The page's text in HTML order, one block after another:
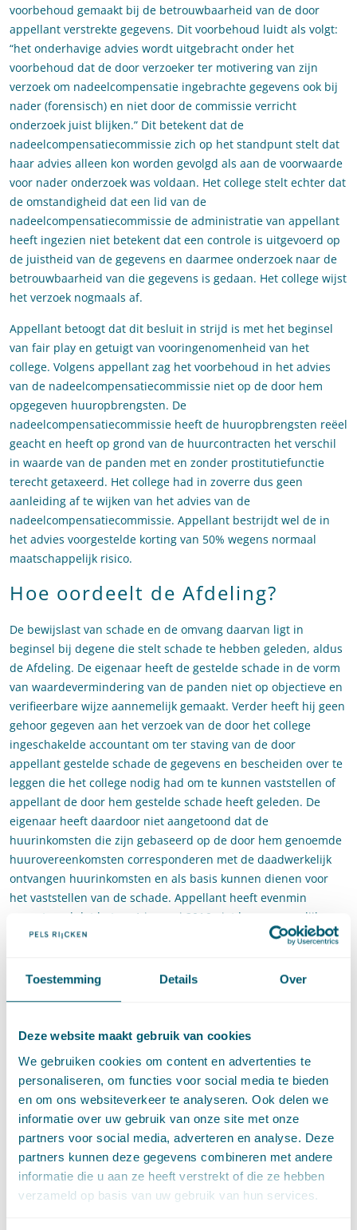
Toestemming Details Over
Deze website maakt gebruik van cookies
We gebruiken cookies om content en advertenties te
personaliseren, om functies voor social media te bieden
en om ons websiteverkeer te analyseren. Ook delen we
informatie over uw gebruik van onze site met onze
partners voor social media, adverteren en analyse. Deze
partners kunnen deze gegevens combineren met andere
informatie die u aan ze heeft verstrekt of die ze hebben
verzameld op basis van uw gebruik van hun services.
voorbehoud gemaakt bij de betrouwbaarheid van de door
appellant verstrekte gegevens. Dit voorbehoud luidt als volgt:
“het onderhavige advies wordt uitgebracht onder het
voorbehoud dat de door verzoeker ter motivering van zijn
verzoek om nadeelcompensatie ingebrachte gegevens ook bij
nader (forensisch) en niet door de commissie verricht
onderzoek juist blijken.” Dit betekent dat de
nadeelcompensatiecommissie zich op het standpunt stelt dat
haar advies alleen kon worden gevolgd als aan de voorwaarde
voor nader onderzoek was voldaan. Het college stelt echter dat
de omstandigheid dat een lid van de
nadeelcompensatiecommissie de administratie van appellant
heeft ingezien niet betekent dat een controle is uitgevoerd op
de juistheid van de gegevens en daarmee onderzoek naar de
betrouwbaarheid van die gegevens is gedaan. Het college wijst
het verzoek nogmaals af.
Appellant betoogt dat dit besluit in strijd is met het beginsel
van fair play en getuigt van vooringenomenheid van het
college. Volgens appellant zag het voorbehoud in het advies
van de nadeelcompensatiecommissie niet op de door hem
opgegeven huuropbrengsten. De
nadeelcompensatiecommissie heeft de huuropbrengsten reëel
geacht en heeft op grond van de huurcontracten het verschil
in waarde van de panden met en zonder prostitutiefunctie
terecht getaxeerd. Het college had in zoverre dus geen
aanleiding af te wijken van het advies van de
nadeelcompensatiecommissie. Appellant bestrijdt wel de in
het advies voorgestelde korting van 50% wegens normaal
maatschappelijk risico.
Hoe oordeelt de Afdeling?
De bewijslast van schade en de omvang daarvan ligt in
beginsel bij degene die stelt schade te hebben geleden, aldus
de Afdeling. De eigenaar heeft de gestelde schade in de vorm
van waardevermindering van de panden niet op objectieve en
verifieerbare wijze aannemelijk gemaakt. Verder heeft hij geen
gehoor gegeven aan het verzoek van de door het college
ingeschakelde accountant om ter staving van de door
appellant gestelde schade de gegevens en bescheiden over te
leggen die het college nodig had om te kunnen vaststellen of
appellant de door hem gestelde schade heeft geleden. De
eigenaar heeft daardoor niet aangetoond dat de
huurinkomsten die zijn gebaseerd op de door hem genoemde
huurovereenkomsten corresponderen met de daadwerkelijk
ontvangen huurinkomsten en als basis kunnen dienen voor
het vaststellen van de schade. Appellant heeft evenmin
aangetoond dat het na 1 januari 2016 niet langer mogelijk was
om de panden te verhuren.
gehouden is het advies van een door hem benoemde
deskundige aan zijn besluitvorming ten grondslag te leggen.
heeft het college gedaan en daarbij terecht aanleiding gezien
het advies niet te volgen. Daarbij handelt het college niet
vooringenomen of in strijd met het beginsel van fair play.
Kortom, het college heeft het verzoek om nadeelcompensatie
terecht afgewezen.
Wat kunt u met deze
uitspraak?